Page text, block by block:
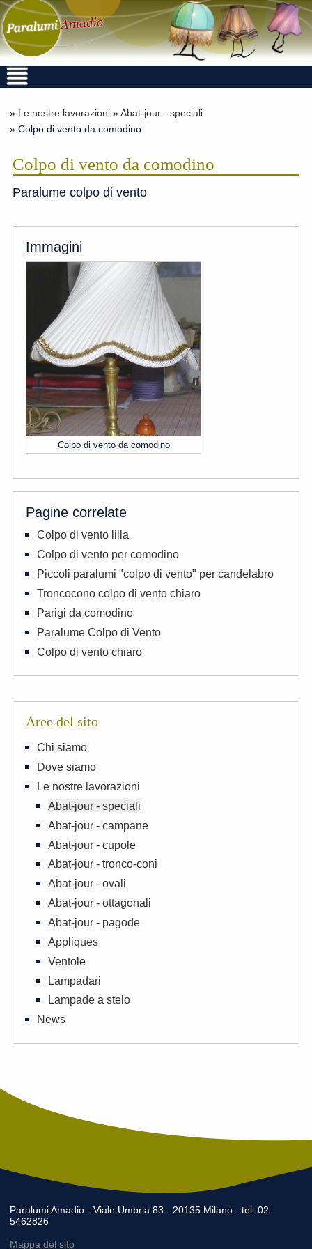
» Le nostre lavorazioni »Abat-jour - speciali
» Colpo di vento da comodino
Colpo di vento da comodino
Paralume colpo di vento
Immagini
Colpo di vento da comodino
Pagine correlate
Colpo di vento lilla
Colpo di vento per comodino
Piccoli paralumi "colpo di vento" per candelabro
Troncocono colpo di vento chiaro
Parigi da comodino
Paralume Colpo di Vento
Colpo di vento chiaro
Aree del sito
Chi siamo
Dove siamo
Le nostre lavorazioni
Abat-jour - speciali
Abat-jour - campane
Abat-jour - cupole
Abat-jour - tronco-coni
Abat-jour - ovali
Abat-jour - ottagonali
Abat-jour - pagode
Appliques
Ventole
Lampadari
Lampade a stelo
News
Paralumi Amadio - Viale Umbria 83 - 20135 Milano - tel. 02
5462826
Mappa del sito